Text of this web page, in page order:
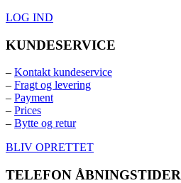
LOG IND
KUNDESERVICE
– Kontakt kundeservice
– Fragt og levering
– Payment
– Prices
– Bytte og retur
BLIV OPRETTET
TELEFON ÅBNINGSTIDER